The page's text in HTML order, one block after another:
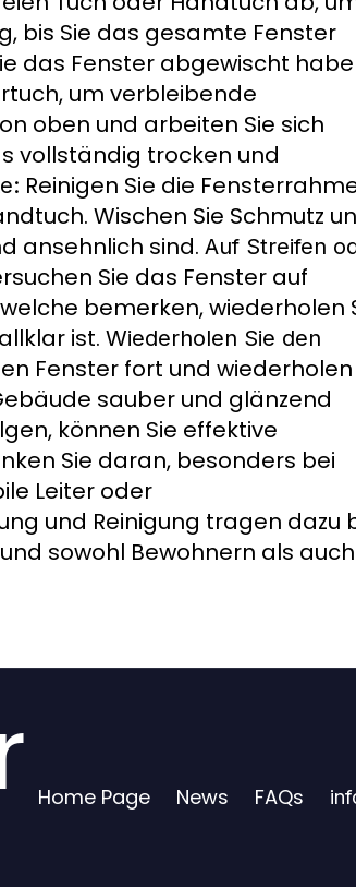
bis Sie das gesamte Fenster
das Fenster abgewischt
um verbleibende
oben und arbeiten Sie sich
vollständig trocken und
Reinigen Sie die
Wischen Sie Schmutz
ansehnlich sind. Auf Streifen
Sie das Fenster auf
bemerken, wiederholen
ist. Wiederholen Sie den
Fenster fort und wiederholen
sauber und glänzend
können Sie effektive
Sie daran, besonders bei
Leiter oder
und Reinigung tragen dazu
sowohl Bewohnern als auch
Home Page News FAQs